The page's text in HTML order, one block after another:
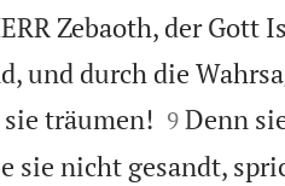
Zebaoth, der Gott
und durch die
träumen!
9 Denn
sie nicht gesandt,